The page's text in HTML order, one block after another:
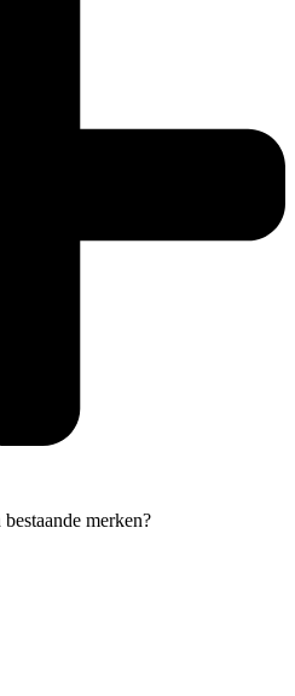
merken?